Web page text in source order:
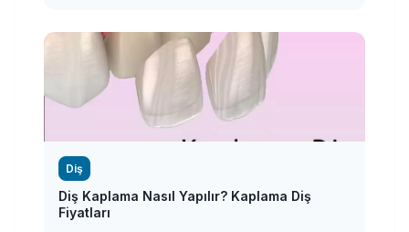
Diş
Diş Kaplama Nasıl Yapılır? Kaplama Diş
Fiyatları